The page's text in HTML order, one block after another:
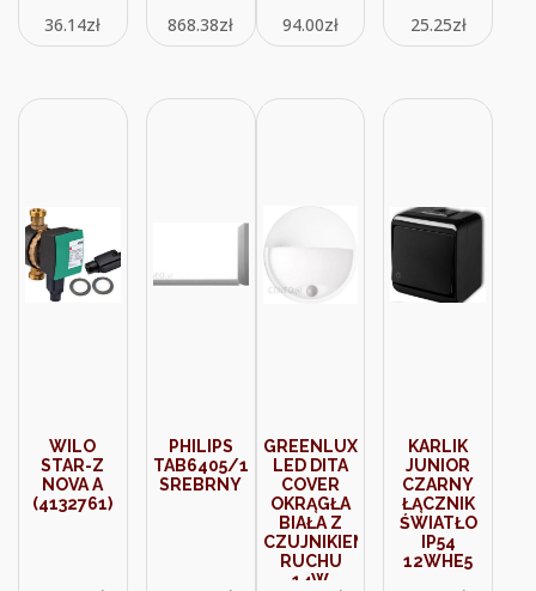
36.14zł 868.38zł 94.00zł 25.25zł
WILO
STAR-Z
NOVA A
(4132761)
PHILIPS
TAB6405/10
SREBRNY
GREENLUX
LED DITA
COVER
OKRĄGŁA
BIAŁA Z
CZUJNIKIEM
RUCHU
14W
KARLIK
JUNIOR
CZARNY
ŁĄCZNIK
ŚWIATŁO
IP54
12WHE5